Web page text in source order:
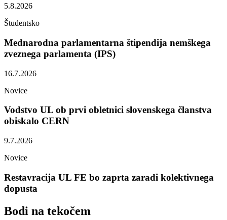
5.8.2026
Študentsko
Mednarodna parlamentarna štipendija nemškega
zveznega parlamenta (IPS)
16.7.2026
Novice
Vodstvo UL ob prvi obletnici slovenskega članstva
obiskalo CERN
9.7.2026
Novice
Restavracija UL FE bo zaprta zaradi kolektivnega
dopusta
Bodi na tekočem